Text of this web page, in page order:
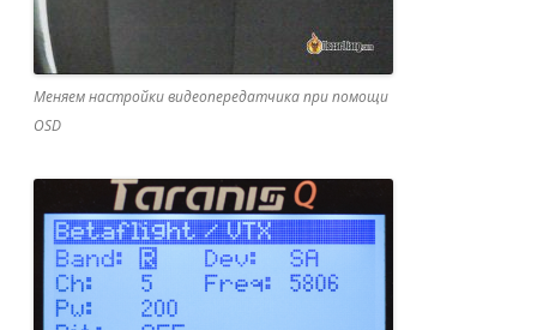
Меняем настройки видеопередатчика при помощи
OSD